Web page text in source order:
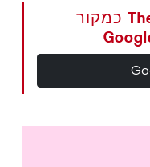
הגדר את The Portugal News כמקור